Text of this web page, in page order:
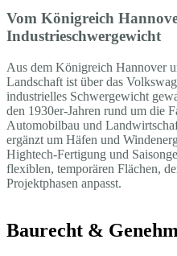
Vom Königreich
Industrieschwergewicht
Aus dem Königreich Hannover
Landschaft ist über das
industrielles Schwergewicht
den 1930er-Jahren rund um die
Automobilbau und
ergänzt um Häfen und
Hightech-Fertigung und
flexiblen, temporären Flächen,
Projektphasen anpasst.
Baurecht &